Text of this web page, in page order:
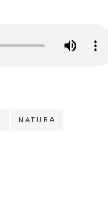
NATURA